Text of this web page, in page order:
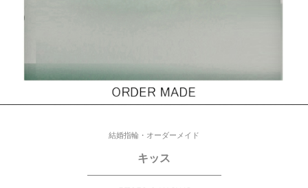
結婚指輪・オーダーメイド
キッス
—————————————